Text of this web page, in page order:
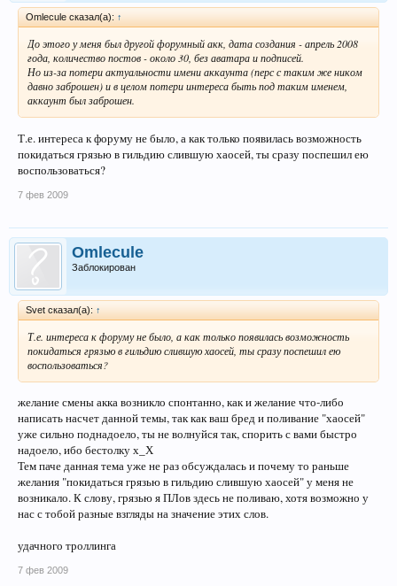
Omlecule сказал(а): ↑
До этого у меня был другой форумный акк, дата создания - апрель 2008
года, количество постов - около 30, без аватара и подписей.
Но из-за потери актуальности имени аккаунта (перс с таким же ником
давно заброшен) и в целом потери интереса быть под таким именем,
аккаунт был заброшен.
Т.е. интереса к форуму не было, а как только появилась возможность
покидаться грязью в гильдию слившую хаосей, ты сразу поспешил ею
воспользоваться?
7 фев 2009
Omlecule
Заблокирован
Svet сказал(а): ↑
Т.е. интереса к форуму не было, а как только появилась возможность
покидаться грязью в гильдию слившую хаосей, ты сразу поспешил ею
воспользоваться?
желание смены акка возникло спонтанно, как и желание что-либо
написать насчет данной темы, так как ваш бред и поливание "хаосей"
уже сильно поднадоело, ты не волнуйся так, спорить с вами быстро
надоело, ибо бестолку х_Х
Тем паче данная тема уже не раз обсуждалась и почему то раньше
желания "покидаться грязью в гильдию слившую хаосей" у меня не
возникало. К слову, грязью я ПЛов здесь не поливаю, хотя возможно у
нас с тобой разные взгляды на значение этих слов.
удачного троллинга
7 фев 2009